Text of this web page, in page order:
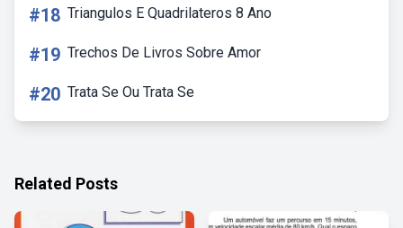
#18 Triangulos E Quadrilateros 8 Ano
#19 Trechos De Livros Sobre Amor
#20 Trata Se Ou Trata Se
Related Posts